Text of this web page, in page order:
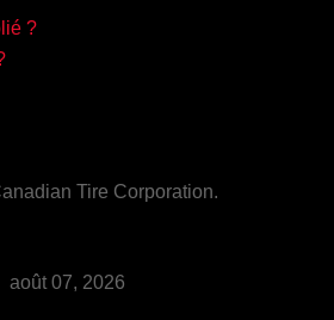
?
Tire Corporation.
août 07, 2026